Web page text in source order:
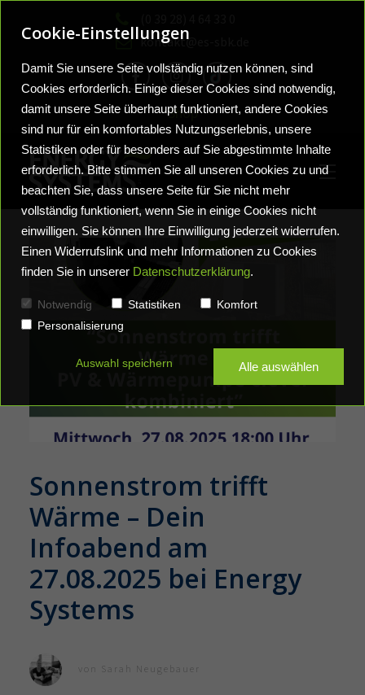
kontakt@es-sbk.de
Shop
Wohlfühlbäder
Heizungssysteme
Ladelösungen für Zuhause
Photovoltaik
Smart Home
HOME Konfigurator
Sanitärlösungen
Wärmelösungen
E-Mobilität
PV-Anlagen
Gebäudeautomation
Neuigkeiten
Vortrag Frag die Experten
Sonnenstrom trifft
Wärme – Dein
Infoabend am
27.08.2025 bei Energy
Systems
von Sarah Neugebauer
Cookie-Einstellungen
Damit Sie unsere Seite vollständig nutzen können, sind
Cookies erforderlich. Einige dieser Cookies sind notwendig,
damit unsere Seite überhaupt funktioniert, andere Cookies
sind nur für ein komfortables Nutzungserlebnis, unsere
Statistiken oder für besonders auf Sie abgestimmte Inhalte
erforderlich. Bitte stimmen Sie all unseren Cookies zu und
beachten Sie, dass unsere Seite für Sie nicht mehr
vollständig funktioniert, wenn Sie in einige Cookies nicht
einwilligen. Sie können Ihre Einwilligung jederzeit widerrufen.
Einen Widerrufslink und mehr Informationen zu Cookies
finden Sie in unserer Datenschutzerklärung.
Notwendig Statistiken
Komfort
Personalisierung
Auswahl speichern Alle auswählen